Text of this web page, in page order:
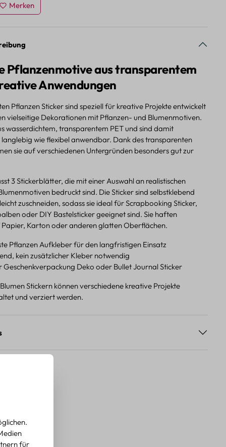
Merken
Pflanzenmotive aus transparentem
Anwendungen
Pflanzen Sticker sind speziell für kreative Projekte entwickelt
vielseitige Dekorationen mit Pflanzen- und Blumenmotiven.
wasserdichtem, transparentem PET und sind damit
wie flexibel anwendbar. Dank des transparenten
sie auf verschiedenen Untergründen besonders gut zur
3 Stickerblätter, die mit einer Auswahl an realistischen
bedruckt sind. Die Sticker sind selbstklebend
zuschneiden, sodass sie ideal für Scrapbooking Sticker,
oder DIY Bastelsticker geeignet sind. Sie haften
Karton oder anderen glatten Oberflächen.
Pflanzen Aufkleber für den langfristigen Einsatz
kein zusätzlicher Kleber notwendig
Geschenkverpackung Deko oder Bullet Journal Sticker
Stickern können verschiedene kreative Projekte
und verziert werden.
für